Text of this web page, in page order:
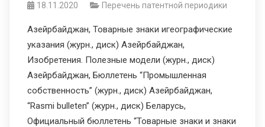
18.11.2020 Перечень патентной периодики
Азейрбайджан, Товарные знаки игеографические
указания (журн., диск) Азейрбайджан,
Изобретения. Полезные модели (журн., диск)
Азейрбайджан, Бюллетень “Промышленная
собственность” (журн., диск) Азейрбайджан,
“Rasmi bulleten” (журн., диск) Беларусь,
Официальный бюллетень “Товарные знаки и знаки